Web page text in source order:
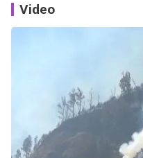
Video